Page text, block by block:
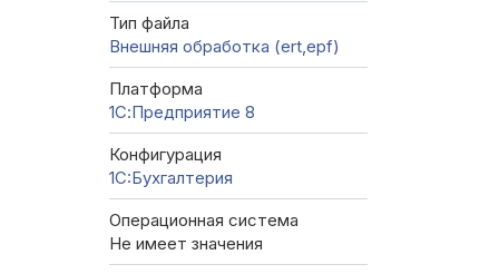
Тип файла
Внешняя обработка (ert,epf)
Платформа
1С:Предприятие 8
Конфигурация
1C:Бухгалтерия
Операционная система
Не имеет значения